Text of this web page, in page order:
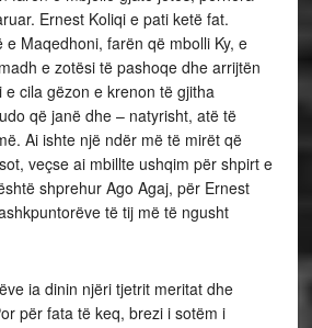
Ernest Koliqi e pati ketë fat.
e Maqedhoni, farën që mbolli Ky, e
e zotësi të pashoqe dhe arrijtën
e cila gëzon e krenon të gjitha
që janë dhe – natyrisht, atë të
Ai ishte një ndër më të mirët që
veçse ai mbillte ushqim për shpirt e
shprehur Ago Agaj, për Ernest
të tij më të ngusht
ia dinin njëri tjetrit meritat dhe
për fata të keq, brezi i sotëm i